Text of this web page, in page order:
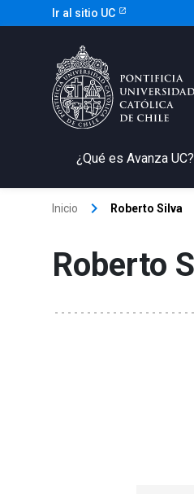
Ir al sitio UC
¿Qué es Avanza UC?
Inicio keyboard_arrow_right Roberto Silva
Roberto